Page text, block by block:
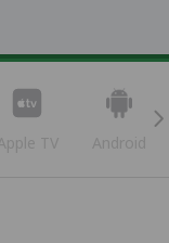
Apple TV Android